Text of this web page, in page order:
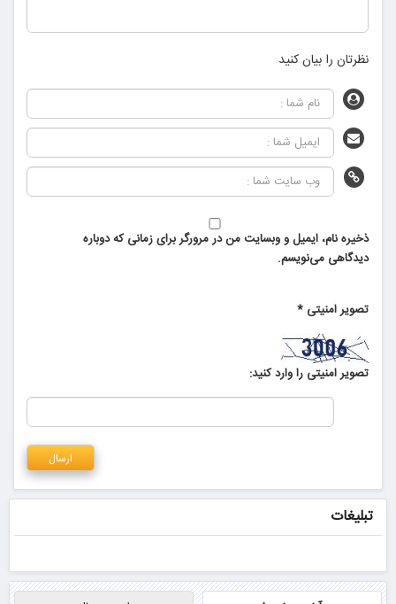
نظرتان را بیان کنید
ذخیره نام، ایمیل و وبسایت من در مرورگر برای زمانی که دوباره
دیدگاهی می‌نویسم.
تصویر امنیتی *
تصویر امنیتی را وارد کنید:
تبلیغات